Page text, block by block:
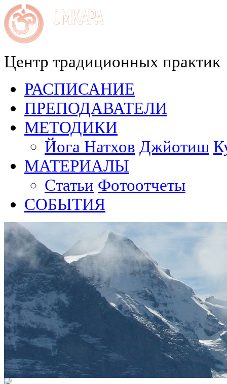
Центр традиционных практик
РАСПИСАНИЕ
ПРЕПОДАВАТЕЛИ
МЕТОДИКИ
Йога Натхов Джйотиш
МАТЕРИАЛЫ
Статьи Фотоотчеты
СОБЫТИЯ